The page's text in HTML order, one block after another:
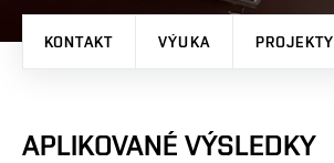
KONTAKT VÝUKA PROJEKTY
APLIKOVANÉ VÝSLEDKY